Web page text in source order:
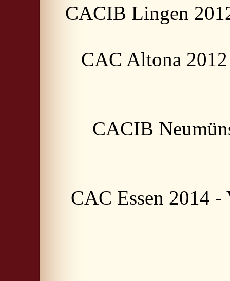
CACIB Lingen
CAC Altona
CACIB
CAC Essen 2014